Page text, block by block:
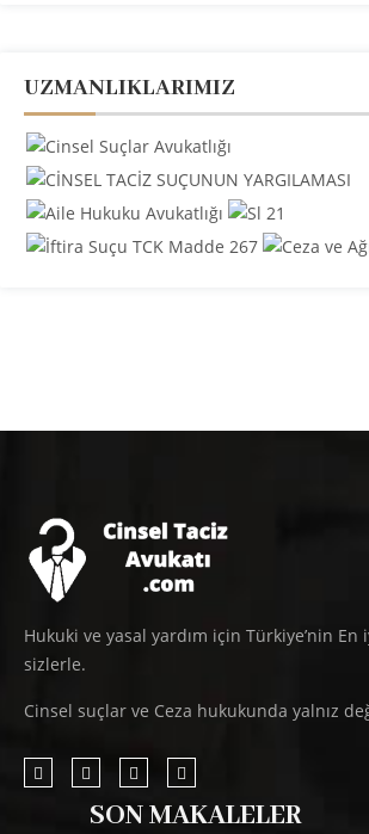
UZMANLIKLARIMIZ
Hukuki ve yasal yardım için Türkiye’nin
sizlerle.
Cinsel suçlar ve Ceza hukukunda yalnız
SON MAKALELER